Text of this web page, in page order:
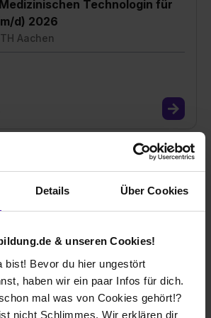
Details Über Cookies
& unseren Cookies!
bist! Bevor du hier ungestört
haben wir ein paar Infos für dich.
mal was von Cookies gehört!?
nicht Schlimmes. Wir erklären dir
Technologin für
d) 2026
Aachen
Stellen automatisch